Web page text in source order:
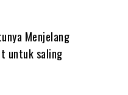
Menjelang
untuk saling